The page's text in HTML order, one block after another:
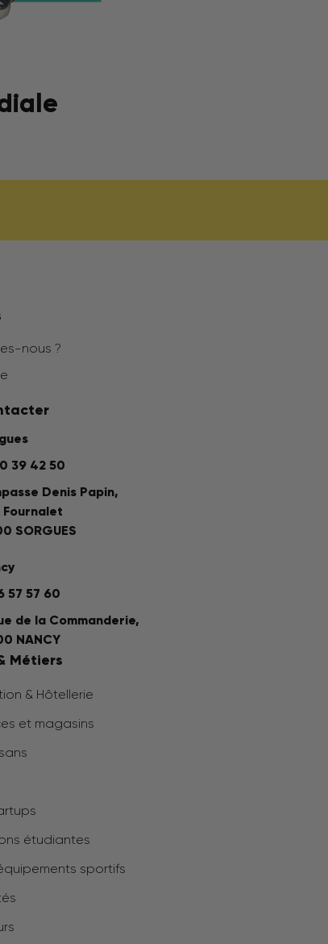
nous ?
39 42 50
Denis Papin,
Fournalet
SORGUES
57 57 60
de la Commanderie,
NANCY
Métiers
& Hôtellerie
et magasins
étudiantes
sportifs